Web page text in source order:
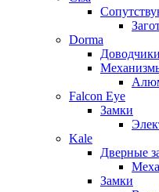
Dorma
Доводчики
Falcon Eye
Замки
Kale
Дверные
Замки